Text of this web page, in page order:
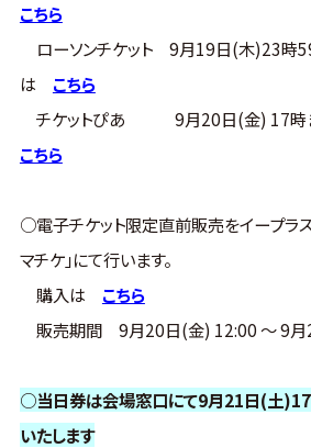
こちら
ローソンチケット 9月19日(木)23時
は こちら
チケットぴあ 9月20日(金) 17
こちら
○電子チケット限定直前販売をイープラス
マチケ」にて行います。
購入は こちら
販売期間 9月20日(金) 12:00 ～ 9月
○当日券は会場窓口にて9月21日(土
いたします